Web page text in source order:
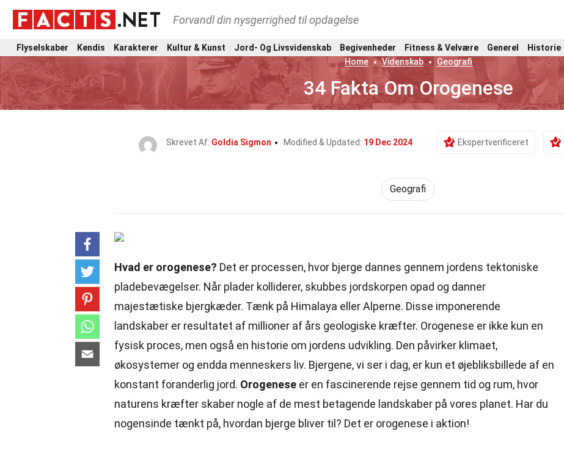
Forvandl din nysgerrighed til opdagelse
Flyselskaber Kendis Karakterer Kultur & Kunst Jord- Og Livsvidenskab Begivenheder Fitness & Velvære Generel Historie
Home
Videnskab Geografi
34 Fakta Om Orogenese
Skrevet Af: Goldia Sigmon Modified & Updated: 19 Dec 2024 Ekspertverificeret
Geografi
Hvad er orogenese? Det er processen, hvor bjerge dannes gennem jordens tektoniske
pladebevægelser. Når plader kolliderer, skubbes jordskorpen opad og danner
majestætiske bjergkæder. Tænk på Himalaya eller Alperne. Disse imponerende
landskaber er resultatet af millioner af års geologiske kræfter. Orogenese er ikke kun en
fysisk proces, men også en historie om jordens udvikling. Den påvirker klimaet,
økosystemer og endda menneskers liv. Bjergene, vi ser i dag, er kun et øjebliksbillede af en
konstant foranderlig jord. Orogenese er en fascinerende rejse gennem tid og rum, hvor
naturens kræfter skaber nogle af de mest betagende landskaber på vores planet. Har du
nogensinde tænkt på, hvordan bjerge bliver til? Det er orogenese i aktion!